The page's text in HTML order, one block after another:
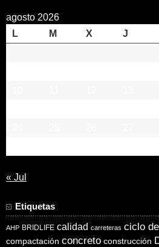
agosto 2026
L
M X J
« Jul
Etiquetas
AHP BRIDLIFE calidad carreteras ciclo
compactación concreto construcción